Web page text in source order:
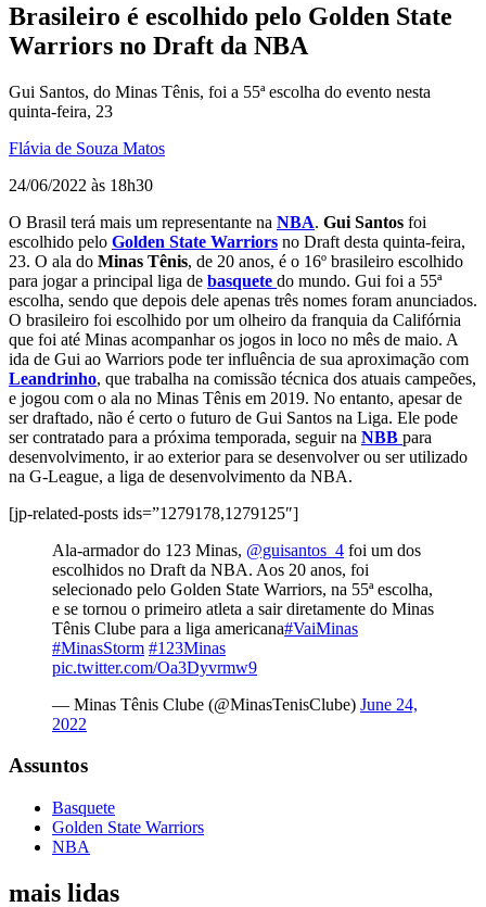
Brasileiro é escolhido pelo Golden State
Warriors no Draft da NBA
Gui Santos, do Minas Tênis, foi a 55ª escolha do evento nesta
quinta-feira, 23
Flávia de Souza Matos
24/06/2022 às 18h30
O Brasil terá mais um representante na NBA. Gui Santos foi
escolhido pelo Golden State Warriors no Draft desta quinta-feira,
23. O ala do Minas Tênis, de 20 anos, é o 16º brasileiro escolhido
para jogar a principal liga de basquete do mundo. Gui foi a 55ª
escolha, sendo que depois dele apenas três nomes foram anunciados.
O brasileiro foi escolhido por um olheiro da franquia da Califórnia
que foi até Minas acompanhar os jogos in loco no mês de maio. A
ida de Gui ao Warriors pode ter influência de sua aproximação com
Leandrinho, que trabalha na comissão técnica dos atuais campeões,
e jogou com o ala no Minas Tênis em 2019. No entanto, apesar de
ser draftado, não é certo o futuro de Gui Santos na Liga. Ele pode
ser contratado para a próxima temporada, seguir na NBB para
desenvolvimento, ir ao exterior para se desenvolver ou ser utilizado
na G-League, a liga de desenvolvimento da NBA.
[jp-related-posts ids=”1279178,1279125″]
Ala-armador do 123 Minas, @guisantos_4 foi um dos
escolhidos no Draft da NBA. Aos 20 anos, foi
selecionado pelo Golden State Warriors, na 55ª escolha,
e se tornou o primeiro atleta a sair diretamente do Minas
Tênis Clube para a liga americana#VaiMinas
#MinasStorm #123Minas
pic.twitter.com/Oa3Dyvrmw9
— Minas Tênis Clube (@MinasTenisClube) June 24,
2022
Assuntos
Basquete
Golden State Warriors
NBA
mais lidas